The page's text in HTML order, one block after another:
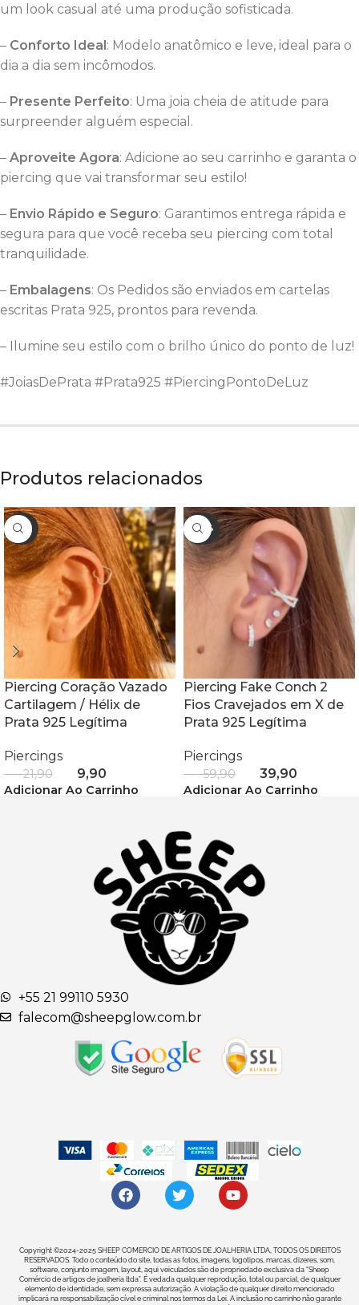
um look casual até uma produção sofisticada.
– Conforto Ideal: Modelo anatômico e leve, ideal para o
dia a dia sem incômodos.
– Presente Perfeito: Uma joia cheia de atitude para
surpreender alguém especial.
– Aproveite Agora: Adicione ao seu carrinho e garanta o
piercing que vai transformar seu estilo!
– Envio Rápido e Seguro: Garantimos entrega rápida e
segura para que você receba seu piercing com total
tranquilidade.
– Embalagens: Os Pedidos são enviados em cartelas
escritas Prata 925, prontos para revenda.
– Ilumine seu estilo com o brilho único do ponto de luz!
#JoiasDePrata #Prata925 #PiercingPontoDeLuz
Produtos relacionados
- 55%
Piercing Coração Vazado
Cartilagem / Hélix de
Prata 925 Legítima
Piercings
R$21,90 9,90
Adicionar Ao Carrinho
- 33%
Piercing Fake Conch 2
Fios Cravejados em X de
Prata 925 Legítima
Piercings
R$59,90 39,90
Adicionar Ao Carrinho
+55 21 99110 5930
falecom@sheepglow.com.br
Copyright ©2024-2025 SHEEP COMERCIO DE ARTIGOS DE JOALHERIA LTDA, TODOS OS DIREITOS
RESERVADOS. Todo o conteúdo do site, todas as fotos, imagens, logotipos, marcas, dizeres, som,
software, conjunto imagem, layout, aqui veiculados são de propriedade exclusiva da “Sheep
Comércio de artigos de joalheria ltda”. É vedada qualquer reprodução, total ou parcial, de qualquer
elemento de identidade, sem expressa autorização. A violação de qualquer direito mencionado
implicará na responsabilização cível e criminal nos termos da Lei. A inclusão no carrinho não garante